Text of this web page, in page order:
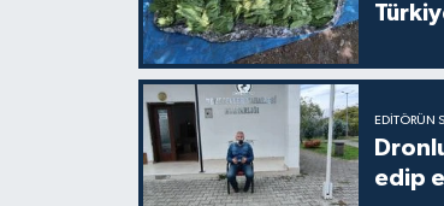
EDITÖRÜN
edip